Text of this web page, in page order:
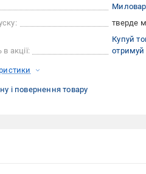
тверде
акції:
Купуй
отримуй
і повернення товару